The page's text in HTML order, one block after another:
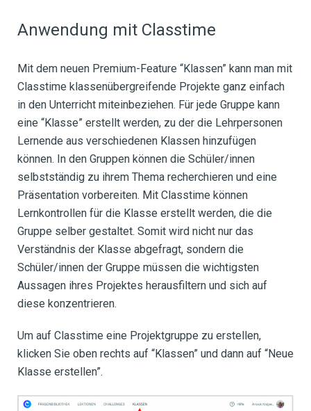
Anwendung mit Classtime
Mit dem neuen Premium-Feature “Klassen” kann man mit
Classtime klassenübergreifende Projekte ganz einfach
in den Unterricht miteinbeziehen. Für jede Gruppe kann
eine “Klasse” erstellt werden, zu der die Lehrpersonen
Lernende aus verschiedenen Klassen hinzufügen
können. In den Gruppen können die Schüler/innen
selbstständig zu ihrem Thema recherchieren und eine
Präsentation vorbereiten. Mit Classtime können
Lernkontrollen für die Klasse erstellt werden, die die
Gruppe selber gestaltet. Somit wird nicht nur das
Verständnis der Klasse abgefragt, sondern die
Schüler/innen der Gruppe müssen die wichtigsten
Aussagen ihres Projektes herausfiltern und sich auf
diese konzentrieren.
Um auf Classtime eine Projektgruppe zu erstellen,
klicken Sie oben rechts auf “Klassen” und dann auf “Neue
Klasse erstellen”.